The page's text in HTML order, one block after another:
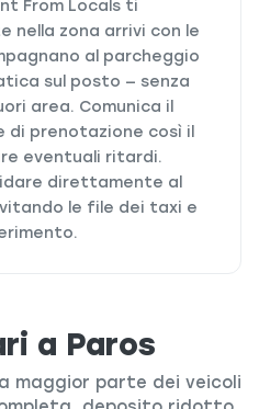
From Locals ti
nella zona arrivi con le
al parcheggio
sul posto — senza
area. Comunica il
di prenotazione così il
eventuali ritardi.
direttamente al
le file dei taxi e
a Paros
maggior parte dei veicoli